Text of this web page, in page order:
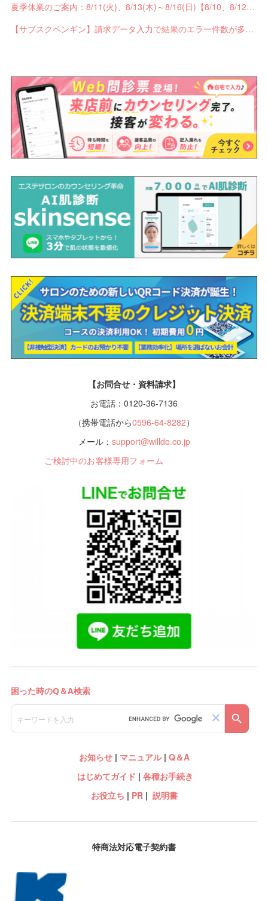
夏季休業のご案内：8/11(火)、8/13(木)～8/16(日)【8/10、8/12は通常営業】
【サブスクペンギン】請求データ入力で結果のエラー件数が多い場合に応答不能になるバグを修正しました。
【お問合せ・資料請求】
お電話：0120-36-7136
（携帯電話から0596-64-8282）
メール： support@willdo.co.jp
ご検討中のお客様専用フォーム
お知らせ| マニュアル| Q＆A
はじめてガイド | 各種お手続き
お役立ち | PR| 説明書
特商法対応電子契約書